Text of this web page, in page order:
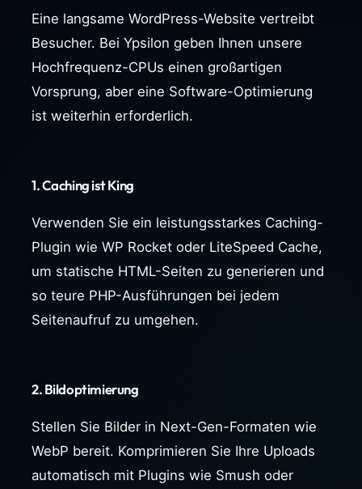
Eine langsame WordPress-Website vertreibt
Besucher. Bei Ypsilon geben Ihnen unsere
Hochfrequenz-CPUs einen großartigen
Vorsprung, aber eine Software-Optimierung
ist weiterhin erforderlich.
1. Caching ist King
Verwenden Sie ein leistungsstarkes Caching-
Plugin wie WP Rocket oder LiteSpeed Cache,
um statische HTML-Seiten zu generieren und
so teure PHP-Ausführungen bei jedem
Seitenaufruf zu umgehen.
2. Bildoptimierung
Stellen Sie Bilder in Next-Gen-Formaten wie
WebP bereit. Komprimieren Sie Ihre Uploads
automatisch mit Plugins wie Smush oder